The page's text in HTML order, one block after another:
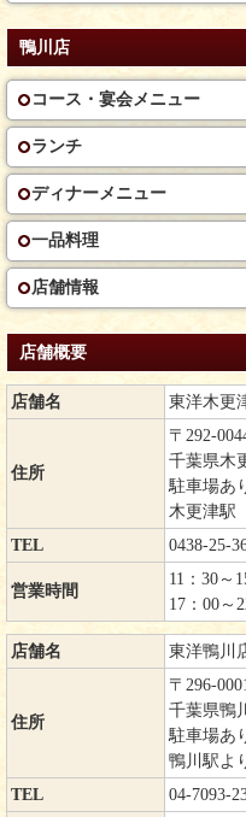
鴨川店
コース・宴会メニュー
ランチ
ディナーメニュー
一品料理
店舗情報
店舗概要
店舗名 東洋木更
住所
〒292-
千葉県木
駐車場あ
木更津駅
TEL
0438-25-
営業時間
11：30～
17：00～
店舗名 東洋鴨川
住所
〒296-0001
千葉県鴨
駐車場あ
鴨川駅よ
TEL
04-7093-